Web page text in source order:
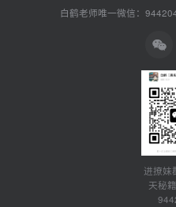
白鹤老师唯一微信：
进撩妹
天秘